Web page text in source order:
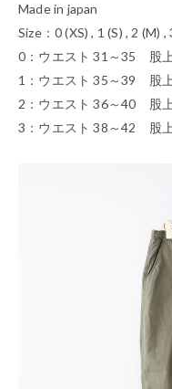
Made in japan
Size：0 (XS) , 1 (S) , 2 (M) ,
0：ウエスト 31～35 股
1：ウエスト 35～39 股
2：ウエスト 36～40 股
3：ウエスト 38～42 股